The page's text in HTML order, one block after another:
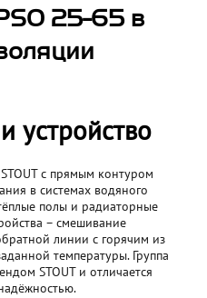
25-65 в
устройство
с прямым контуром
в системах водяного
полы и радиаторные
– смешивание
линии с горячим из
температуры. Группа
STOUT и отличается